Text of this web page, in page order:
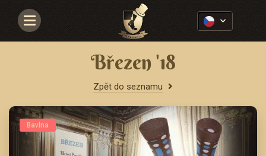
Navigace
Březen '18
Zpět do seznamu
Bavlna